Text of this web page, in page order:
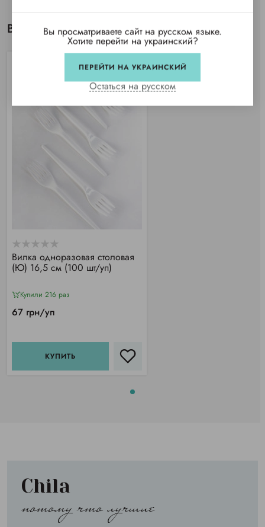
Вы просматривали
Вилка одноразовая столовая
(Ю) 16,5 см (100 шт/уп)
Купили 216 раз
67 грн/уп
КУПИТЬ
Chila
потому что лучшие
Вы просматриваете сайт на русском языке.
Хотите перейти на украинский?
ПЕРЕЙТИ НА УКРАИНСКИЙ
Остаться на русском